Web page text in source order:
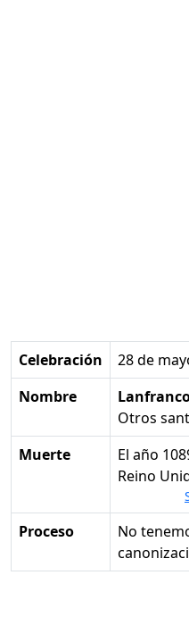
Celebración 28 de
Nombre
Otros
Muerte
el año 1089 en Canterbury en la actual
Reino
Proceso
No